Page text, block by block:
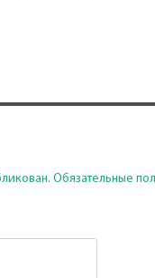
Обязательные